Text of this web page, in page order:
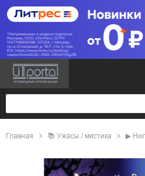
Главная 📚 ужасы / мистика ▶